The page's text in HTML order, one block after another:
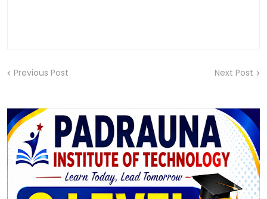
Previous Post Next Post